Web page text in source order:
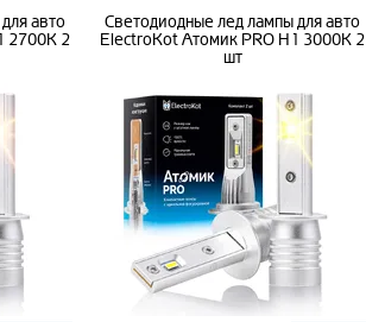
авто
2700K 2
Светодиодные лед лампы для авто
ElectroKot Атомик PRO H1 3000K 2
шт